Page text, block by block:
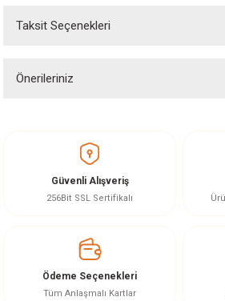
Ürün hakkında henüz soru
Taksit Seçenekleri
Önerileriniz
Görüş ve önerileriniz için teşekkür ederiz.
Ürün resmi kalitesiz, bozuk veya
Ürün bilgilerinde hatalar bulunuyor.
Bu ürüne benzer farklı alternatifler olmalı.
Güvenli Alışveriş
256Bit SSL Sertifikalı
Ödeme Seçenekleri
Tüm Anlaşmalı Kartlar